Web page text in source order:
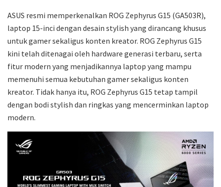
ASUS resmi memperkenalkan ROG Zephyrus G15 (GA503R),
laptop 15-inci dengan desain stylish yang dirancang khusus
untuk gamer sekaligus konten kreator. ROG Zephyrus G15
kini telah ditenagai oleh hardware generasi terbaru, serta
fitur modern yang menjadikannya laptop yang mampu
memenuhi semua kebutuhan gamer sekaligus konten
kreator. Tidak hanya itu, ROG Zephyrus G15 tetap tampil
dengan bodi stylish dan ringkas yang mencerminkan laptop
modern.